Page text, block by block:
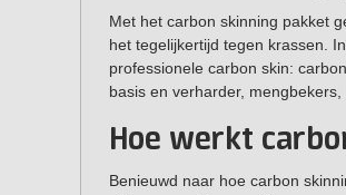
Met het carbon skinning pakket
het tegelijkertijd tegen krassen.
professionele carbon skin:
basis en verharder,
Hoe werkt
Benieuwd naar hoe carbon